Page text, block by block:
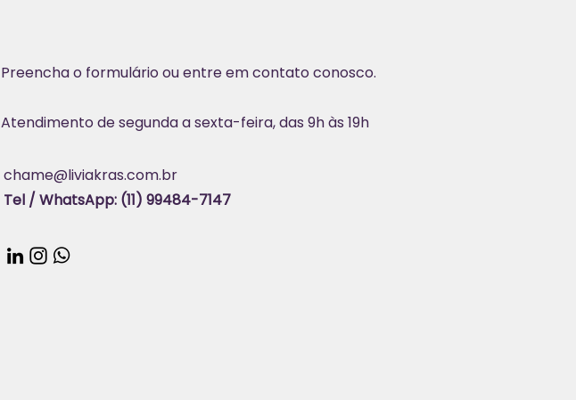
Preencha o formulário ou entre em contato conosco.
Atendimento de segunda a sexta-feira, das 9h às 19h
chame@liviakras.com.br
Tel / WhatsApp: (11) 99484-7147